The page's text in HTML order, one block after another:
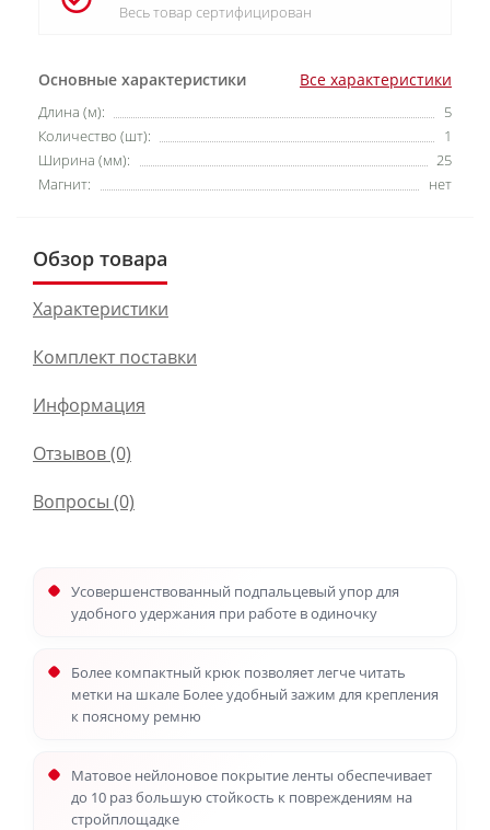
Основные характеристики Все характеристики
Длина (м):
5
Количество (шт):
1
Ширина (мм):
25
Магнит:
нет
Весь товар сертифицирован
Обзор товара
Характеристики
Комплект поставки
Информация
Отзывов (0)
Вопросы (0)
Усовершенствованный подпальцевый упор для
удобного удержания при работе в одиночку
Более компактный крюк позволяет легче читать
метки на шкале Более удобный зажим для крепления
к поясному ремню
Матовое нейлоновое покрытие ленты обеспечивает
до 10 раз большую стойкость к повреждениям на
стройплощадке